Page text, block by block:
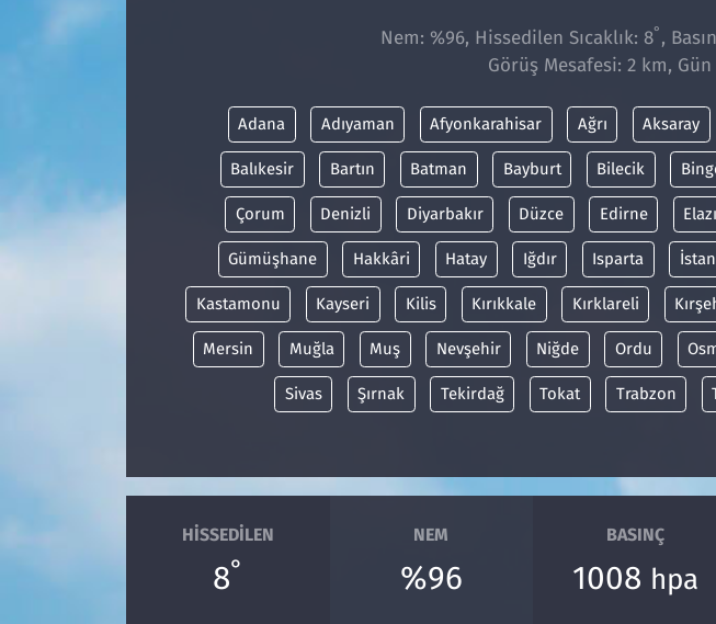
Nem: %96, Hissedilen Sıcaklık: 8° ,
Görüş Mesafesi: 2 km, Gün
Adana Adıyaman Afyonkarahisar Ağrı Aksaray
Balıkesir Bartın Batman Bayburt Bilecik
Çorum Denizli Diyarbakır Düzce Edirne
Gümüşhane Hakkâri Hatay Iğdır Isparta
Kastamonu Kayseri Kilis Kırıkkale Kırklareli
Mersin Muğla Muş Nevşehir Niğde Ordu
Sivas Şırnak Tekirdağ Tokat Trabzon
HISSEDILEN
8°
NEM
%96
BASINÇ
1008 hpa